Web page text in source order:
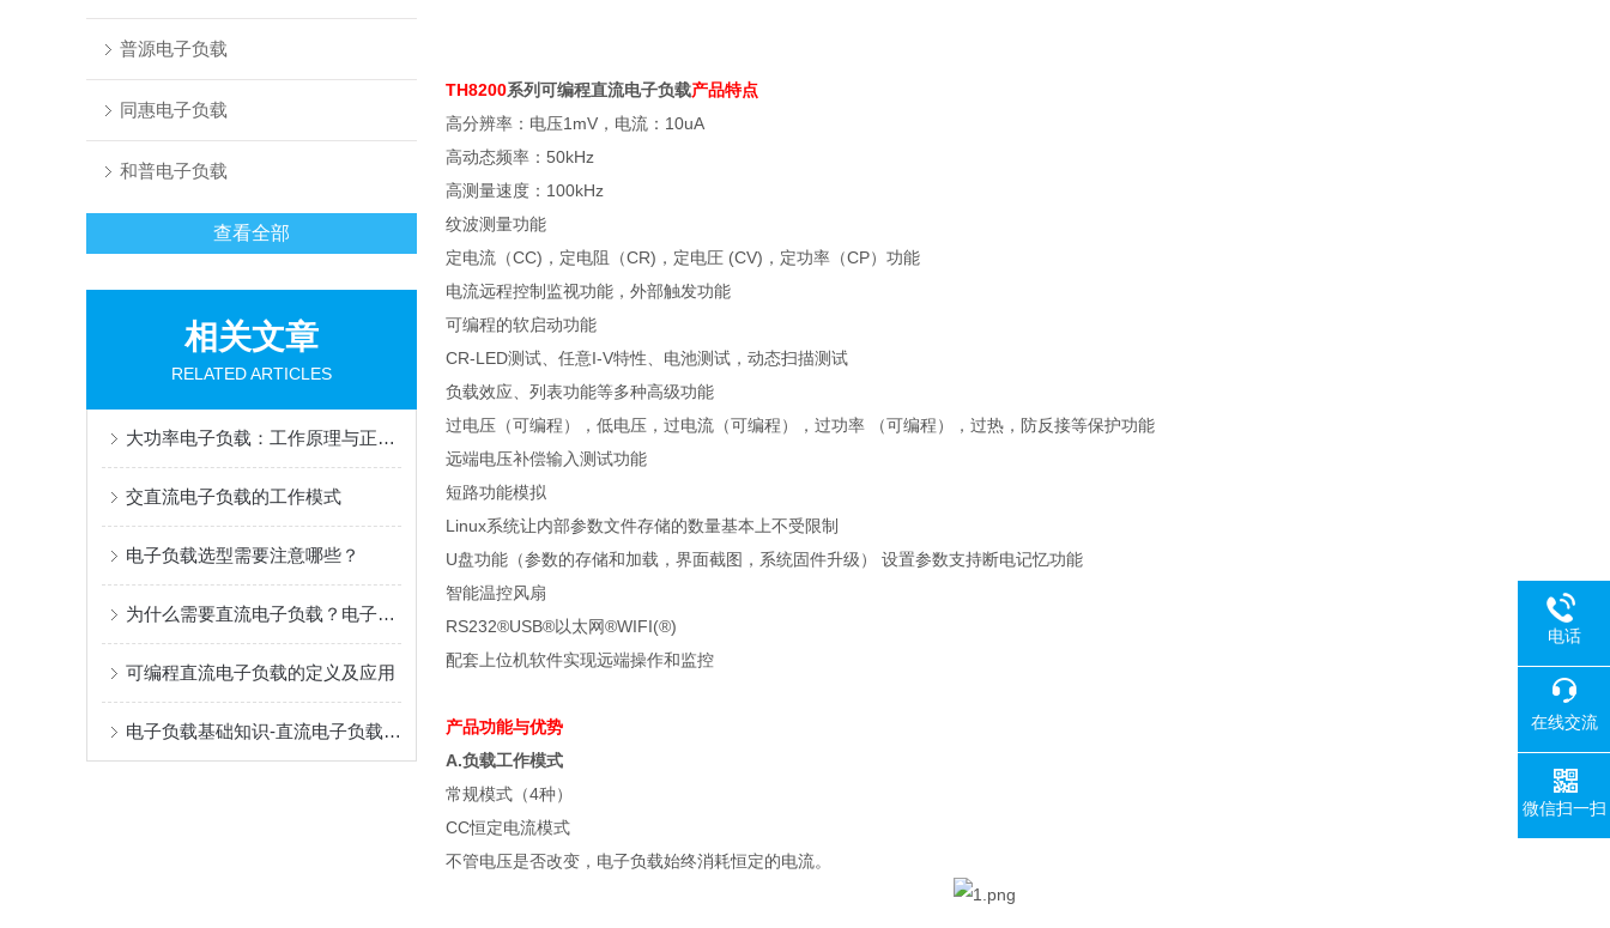
普源电子负载
同惠电子负载
和普电子负载
查看全部
相关文章
RELATED ARTICLES
大功率电子负载：工作原理与正确使用指南
交直流电子负载的工作模式
电子负载选型需要注意哪些？
为什么需要直流电子负载？电子负载应用有哪些？
可编程直流电子负载的定义及应用
电子负载基础知识-直流电子负载工作模式
TH8200系列可编程直流电子负载产品特点
高分辨率：电压1mV ，电流： 10uA
高动态频率： 50kHz
高测量速度： 100kHz
纹波测量功能
定电流（CC) ，定电阻（CR) ，定电圧 (CV) ，定功率（CP）功能
电流远程控制监视功能，外部触发功能
可编程的软启动功能
CR-LED测试、任意I-V特性、电池测试，动态扫描测试
负载效应、列表功能等多种高级功能
过电压（可编程），低电压，过电流（可编程），过功率 （可编程），过热，防反接等保护功能
远端电压补偿输入测试功能
短路功能模拟
Linux系统让内部参数文件存储的数量基本上不受限制
U盘功能（参数的存储和加载，界面截图，系统固件升级） 设置参数支持断电记忆功能
智能温控风扇
RS232®USB®以太网®WIFI(®)
配套上位机软件实现远端操作和监控
产品功能与优势
A.负载工作模式
常规模式（4种）
CC恒定电流模式
不管电压是否改变，电子负载始终消耗恒定的电流。
电话
在线交流
微信扫一扫